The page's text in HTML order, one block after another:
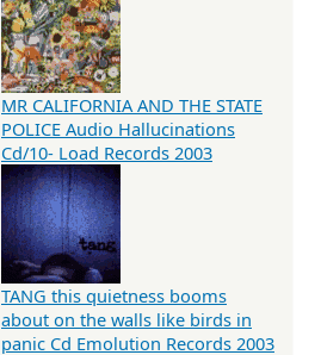
MR CALIFORNIA AND THE STATE
POLICE Audio Hallucinations
Cd/10- Load Records 2003
TANG this quietness booms
about on the walls like birds in
panic Cd Emolution Records 2003